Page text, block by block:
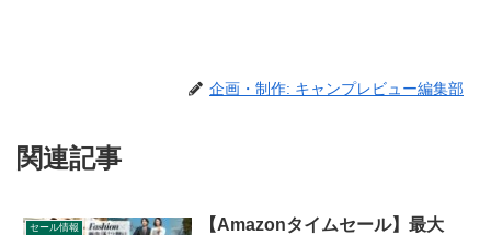
企画・制作: キャンプレビュー編集部
関連記事
セール情報
【Amazonタイムセール】最大